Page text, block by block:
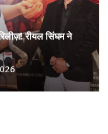
रीयल सिंघम ने